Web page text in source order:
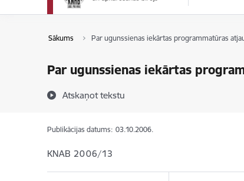
Sākums Par ugunssienas iekārtas programmatūras
Par ugunssienas iekārtas
Atskaņot tekstu
Publikācijas datums: 03.10.2006.
KNAB 2006/13